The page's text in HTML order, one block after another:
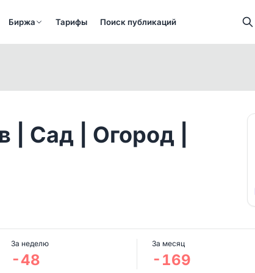
Биржа Тарифы Поиск публикаций
| Сад | Огород |
За неделю
-48
За месяц
-169